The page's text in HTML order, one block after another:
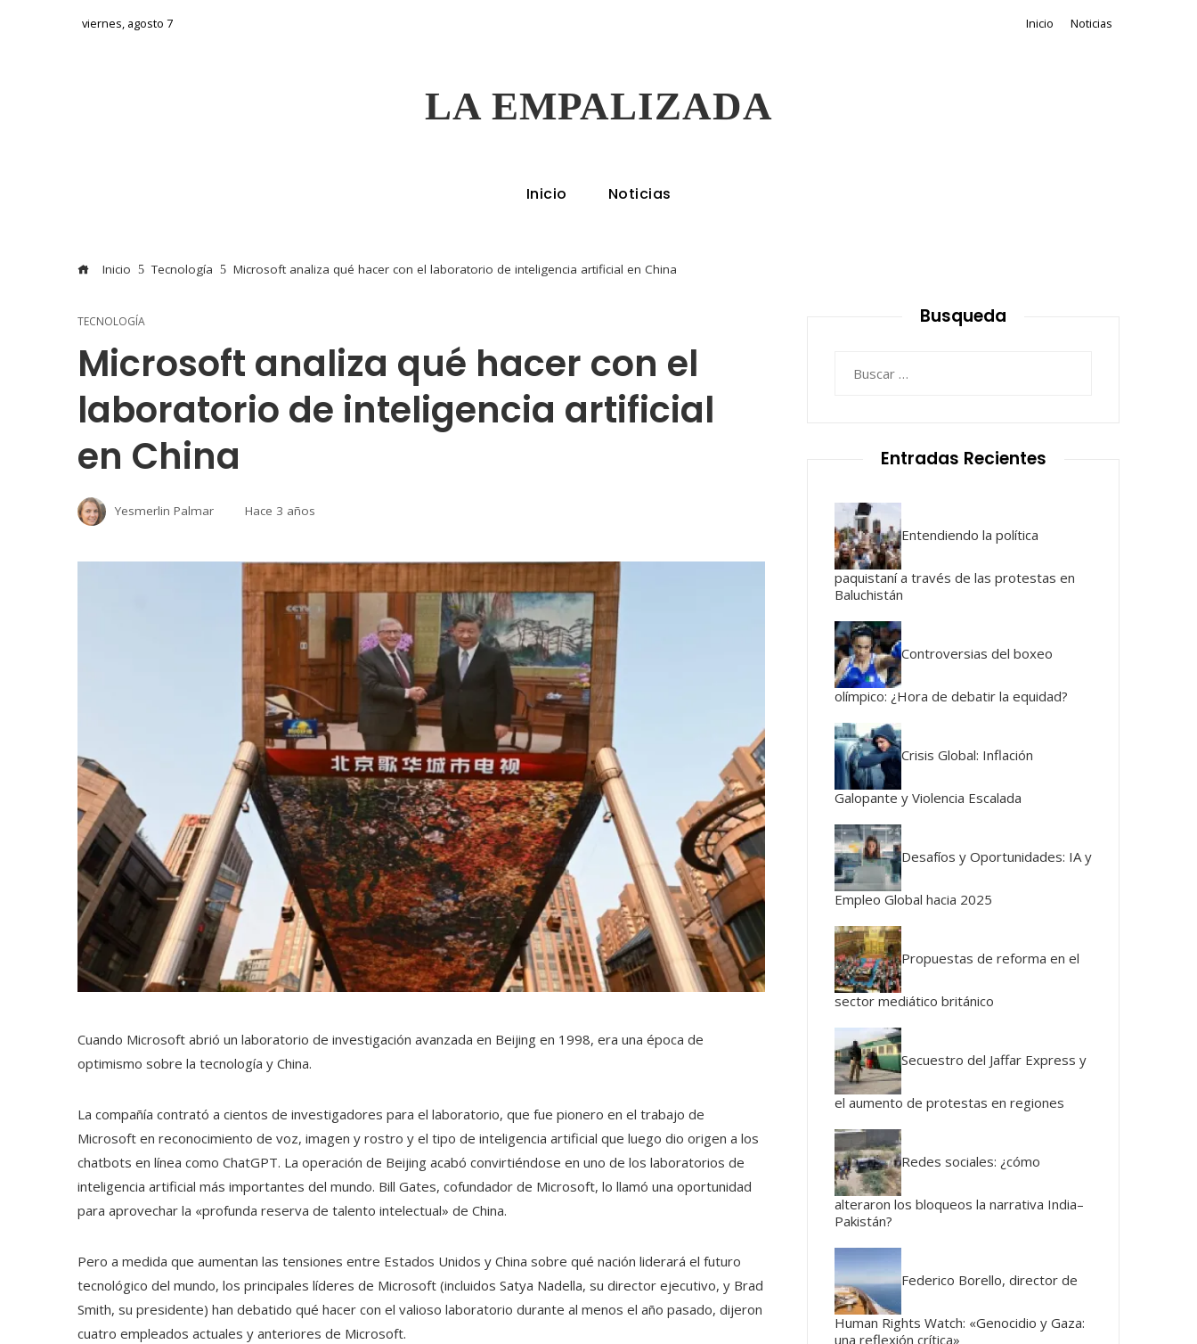
viernes, agosto 7 Inicio Noticias
LA EMPALIZADA
Inicio Noticias
Inicio Tecnología Microsoft analiza qué hacer con el laboratorio de inteligencia artificial en China
TECNOLOGÍA
Microsoft analiza qué hacer con el
laboratorio de inteligencia artificial
en China
Yesmerlin Palmar Hace 3 años
Cuando Microsoft abrió un laboratorio de investigación avanzada en Beijing en 1998, era una época de
optimismo sobre la tecnología y China.
La compañía contrató a cientos de investigadores para el laboratorio, que fue pionero en el trabajo de
Microsoft en reconocimiento de voz, imagen y rostro y el tipo de inteligencia artificial que luego dio origen a los
chatbots en línea como ChatGPT. La operación de Beijing acabó convirtiéndose en uno de los laboratorios de
inteligencia artificial más importantes del mundo. Bill Gates, cofundador de Microsoft, lo llamó una oportunidad
para aprovechar la «profunda reserva de talento intelectual» de China.
Pero a medida que aumentan las tensiones entre Estados Unidos y China sobre qué nación liderará el futuro
tecnológico del mundo, los principales líderes de Microsoft (incluidos Satya Nadella, su director ejecutivo, y Brad
Smith, su presidente) han debatido qué hacer con el valioso laboratorio durante al menos el año pasado, dijeron
cuatro empleados actuales y anteriores de Microsoft.
Busqueda
Entradas Recientes
Entendiendo la política
paquistaní a través de las protestas en
Baluchistán
Controversias del boxeo
olímpico: ¿Hora de debatir la equidad?
Crisis Global: Inflación
Galopante y Violencia Escalada
Desafíos y Oportunidades: IA y
Empleo Global hacia 2025
Propuestas de reforma en el
sector mediático británico
Secuestro del Jaffar Express y
el aumento de protestas en regiones
Redes sociales: ¿cómo
alteraron los bloqueos la narrativa India–
Pakistán?
Federico Borello, director de
Human Rights Watch: «Genocidio y Gaza:
una reflexión crítica»